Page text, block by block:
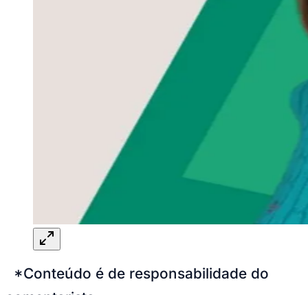
*Conteúdo é de responsabilidade do